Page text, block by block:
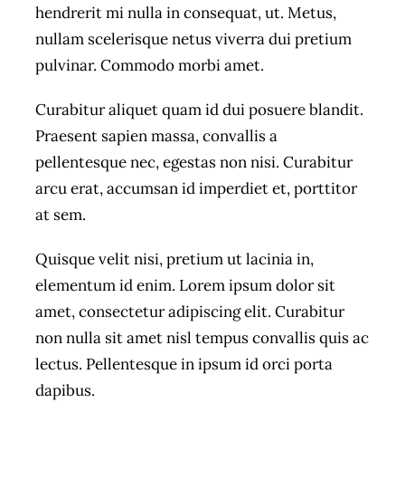
hendrerit mi nulla in consequat, ut. Metus,
nullam scelerisque netus viverra dui pretium
pulvinar. Commodo morbi amet.
Curabitur aliquet quam id dui posuere blandit.
Praesent sapien massa, convallis a
pellentesque nec, egestas non nisi. Curabitur
arcu erat, accumsan id imperdiet et, porttitor
at sem.
Quisque velit nisi, pretium ut lacinia in,
elementum id enim. Lorem ipsum dolor sit
amet, consectetur adipiscing elit. Curabitur
non nulla sit amet nisl tempus convallis quis ac
lectus. Pellentesque in ipsum id orci porta
dapibus.